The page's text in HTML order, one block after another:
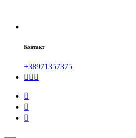
Контакт
+38971357375